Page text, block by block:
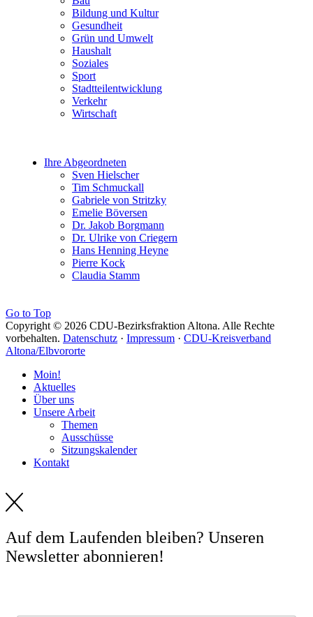
Bildung und Kultur
Gesundheit
Grün und Umwelt
Haushalt
Soziales
Sport
Stadtteilentwicklung
Verkehr
Wirtschaft
Ihre Abgeordneten
Sven Hielscher
Tim Schmuckall
Gabriele von Stritzky
Emelie Böversen
Dr. Jakob Borgmann
Dr. Ulrike von Criegern
Hans Henning Heyne
Pierre Kock
Claudia Stamm
Go to Top
Copyright © 2026 CDU-Bezirksfraktion Altona. Alle Rechte
vorbehalten. Datenschutz · Impressum · CDU-Kreisverband
Altona/Elbvororte
Moin!
Aktuelles
Über uns
Unsere Arbeit
Themen
Ausschüsse
Sitzungskalender
Kontakt
Auf dem Laufenden bleiben? Unseren
Newsletter abonnieren!